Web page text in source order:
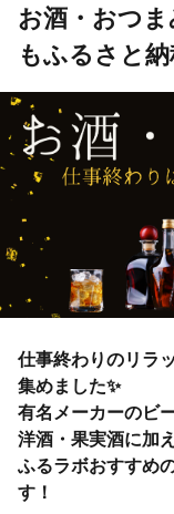
お酒・おつ
もふるさと納
仕事終わりのリラ
集めました✨
有名メーカーのビ
洋酒・果実酒に加え
ふるラボおすすめ
す！